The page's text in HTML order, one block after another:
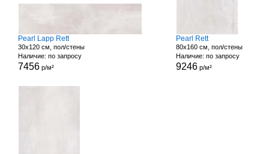
Pearl Lapp Rett
30x120 см, пол/стены
Наличие: по запросу
7456 р/м²
Pearl Rett
80x160 см, пол/стены
Наличие: по запросу
9246 р/м²